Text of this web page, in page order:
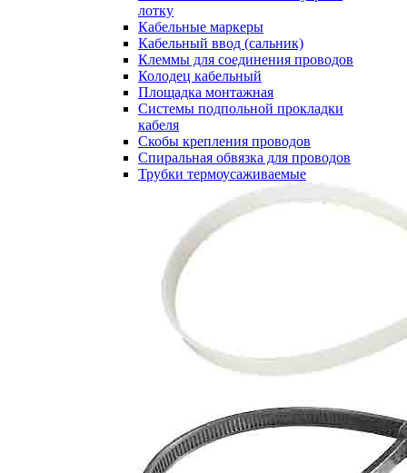
лотку
Кабельные маркеры
Кабельный ввод (сальник)
Клеммы для соединения проводов
Колодец кабельный
Площадка монтажная
Системы подпольной прокладки
кабеля
Скобы крепления проводов
Спиральная обвязка для проводов
Трубки термоусаживаемые